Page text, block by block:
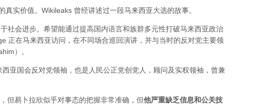
实价值。Wikileaks 曾经讲述过一段马来西亚大选的故事。
社会进步。希望能通过提高国内语言和族群多元性打破马来西亚政治
正在马来西亚访问，在不同场合巡回演讲，并与当时的反对党主要领
）。
亚国会反对党领袖，也是人民公正党创党人，顾问及实权领袖，曾兼
但易卜拉欣似乎对事态的把握非常准确，但他严重缺乏信息和公关技